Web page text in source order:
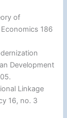
of
186
Development
Linkage
16, no. 3